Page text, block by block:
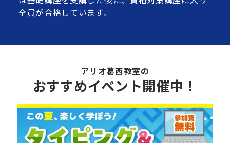
全員が合格しています。
アリオ葛西教室の
おすすめイベント開催中！